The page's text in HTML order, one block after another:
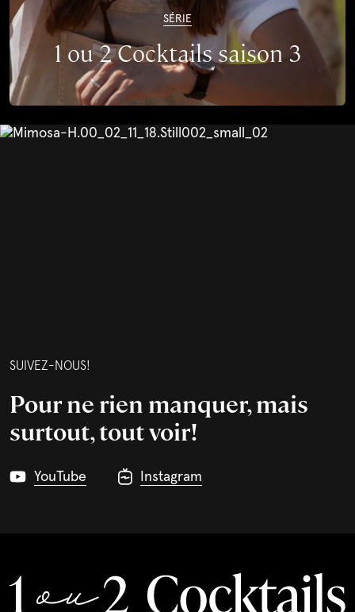
SÉRIE
1 ou 2 Cocktails saison 3
SUIVEZ-NOUS!
Pour ne rien manquer, mais
surtout, tout voir!
YouTube Instagram